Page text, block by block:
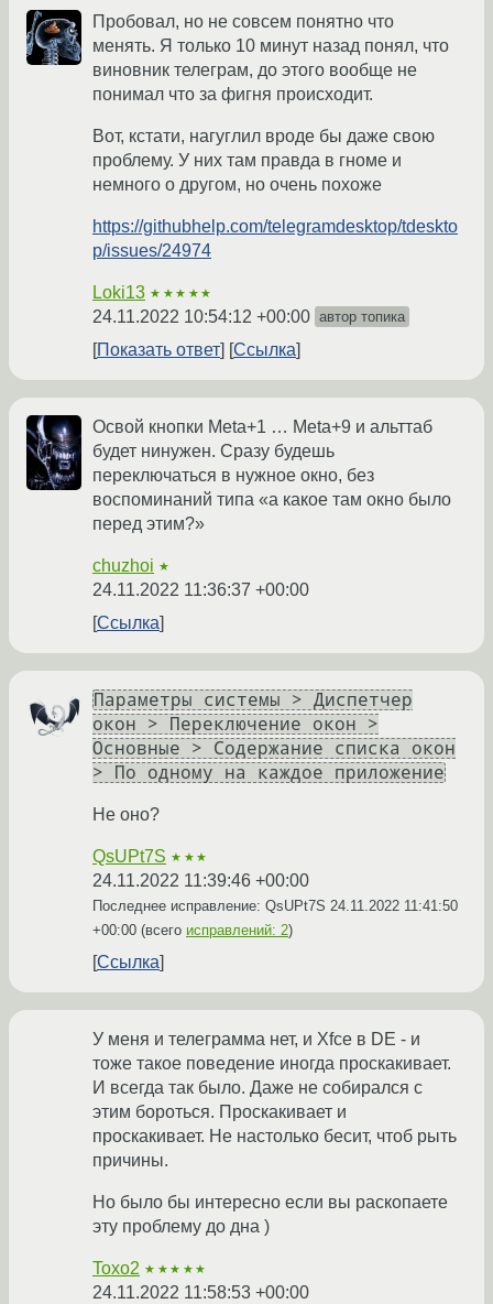
Пробовал, но не совсем понятно что
менять. Я только 10 минут назад понял, что
виновник телеграм, до этого вообще не
понимал что за фигня происходит.
Вот, кстати, нагуглил вроде бы даже свою
проблему. У них там правда в гноме и
немного о другом, но очень похоже
https://githubhelp.com/telegramdesktop/tdeskto
p/issues/24974
Loki13 ★★★★★
24.11.2022 10:54:12 +00:00 автор топика
Показать ответ Ссылка
Освой кнопки Meta+1 … Meta+9 и альттаб
будет нинужен. Сразу будешь
переключаться в нужное окно, без
воспоминаний типа «а какое там окно было
перед этим?»
chuzhoi ★
24.11.2022 11:36:37 +00:00
Ссылка
Параметры системы > Диспетчер
окон > Переключение окон >
Основные > Содержание списка окон
> По одному на каждое приложение
Не оно?
QsUPt7S ★★★
24.11.2022 11:39:46 +00:00
Последнее исправление: QsUPt7S 24.11.2022 11:41:50
+00:00 (всего исправлений: 2)
Ссылка
У меня и телеграмма нет, и Xfce в DE - и
тоже такое поведение иногда проскакивает.
И всегда так было. Даже не собирался с
этим бороться. Проскакивает и
проскакивает. Не настолько бесит, чтоб рыть
причины.
Но было бы интересно если вы раскопаете
эту проблему до дна )
Toxo2 ★★★★★
24.11.2022 11:58:53 +00:00